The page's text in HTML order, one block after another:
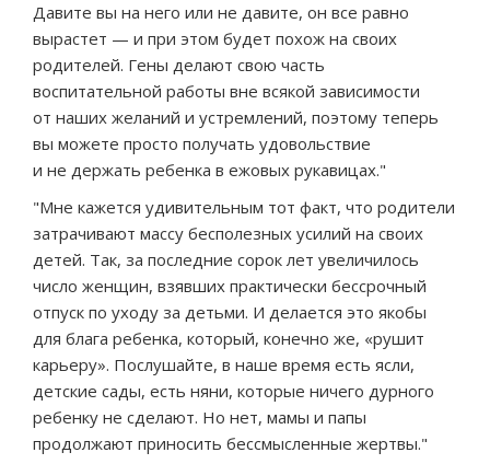
Давите вы на него или не давите, он все равно
вырастет — и при этом будет похож на своих
родителей. Гены делают свою часть
воспитательной работы вне всякой зависимости
от наших желаний и устремлений, поэтому теперь
вы можете просто получать удовольствие
и не держать ребенка в ежовых рукавицах."
"Мне кажется удивительным тот факт, что родители
затрачивают массу бесполезных усилий на своих
детей. Так, за последние сорок лет увеличилось
число женщин, взявших практически бессрочный
отпуск по уходу за детьми. И делается это якобы
для блага ребенка, который, конечно же, «рушит
карьеру». Послушайте, в наше время есть ясли,
детские сады, есть няни, которые ничего дурного
ребенку не сделают. Но нет, мамы и папы
продолжают приносить бессмысленные жертвы."